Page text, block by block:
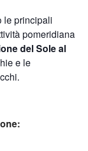
le principali
pomeridiana
del Sole al
e le